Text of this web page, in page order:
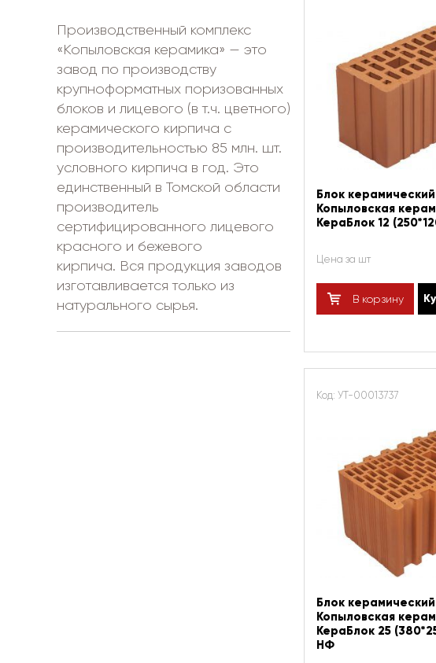
Производственный комплекс
«Копыловская керамика» — это
завод по производству
крупноформатных поризованных
блоков и лицевого (в т.ч. цветного)
керамического кирпича с
производительностью 85 млн. шт.
условного кирпича в год. Это
единственный в Томской области
производитель
сертифицированного лицевого
красного и бежевого
кирпича. Вся продукция заводов
изготавливается только из
натурального сырья.
Блок керамический
Копыловская
КераБлок 12
Цена за шт
В корзину
Код: УТ-00013737
Блок керамический
Копыловская
КераБлок 25
НФ